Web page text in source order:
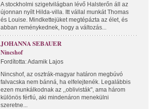
A stockholmi szigetvilágban lévő Halsterőn áll az
újonnan nyílt Hilda-villa. Itt vállal munkát Thomas
és Louise. Mindkettejüket megtépázta az élet, és
abban reménykednek, hogy a változás...
JOHANNA SEBAUER
Nincshof
Fordította: Adamik Lajos
Nincshof, az osztrák-magyar határon megbúvó
falvacska nem bánná, ha elfelejtenék. Legalábbis
ezen munkálkodnak az ,,oblivisták", ama három
különös férfiú, aki mindenáron menekülni
szeretne...